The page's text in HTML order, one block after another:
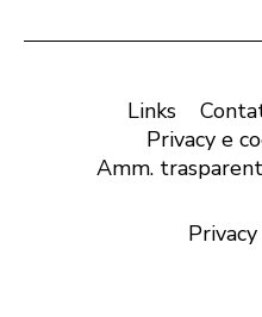
Links
Privacy e
Amm.